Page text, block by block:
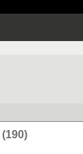
(190)